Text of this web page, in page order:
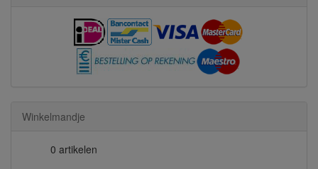
Winkelmandje
0 artikelen